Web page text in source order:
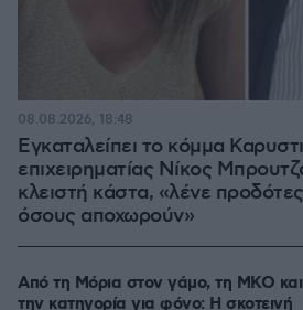
Εγκαταλείπει το κόμμα
επιχειρηματίας Νίκος
κλειστή κάστα, «λένε
όσους αποχωρούν»
08.08.2026, 18:48
Από τη Μόρια στον γάμο, τη ΜΚΟ και
την κατηγορία για φόνο: Η σκοτεινή